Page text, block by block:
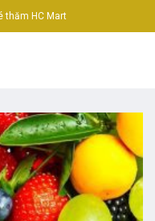
thăm HC Mart